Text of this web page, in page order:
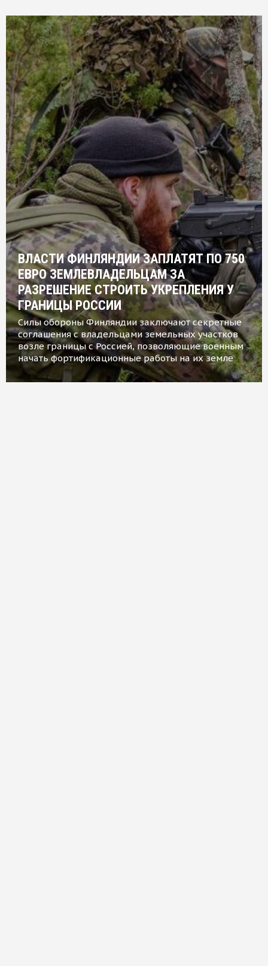
ВЛАСТИ ФИНЛЯНДИИ ЗАПЛАТЯТ ПО 750
ЕВРО ЗЕМЛЕВЛАДЕЛЬЦАМ ЗА
РАЗРЕШЕНИЕ СТРОИТЬ УКРЕПЛЕНИЯ У
ГРАНИЦЫ РОССИИ
Силы обороны Финляндии заключают секретные
соглашения с владельцами земельных участков
возле границы с Россией, позволяющие военным
начать фортификационные работы на их земле